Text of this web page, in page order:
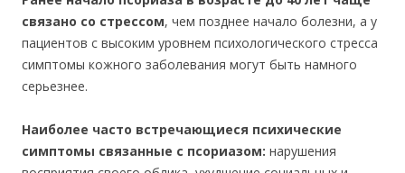
связано со стрессом, чем позднее начало болезни, а у
пациентов с высоким уровнем психологического стресса
симптомы кожного заболевания могут быть намного
серьезнее.
Наиболее часто встречающиеся психические
симптомы связанные с псориазом: нарушения